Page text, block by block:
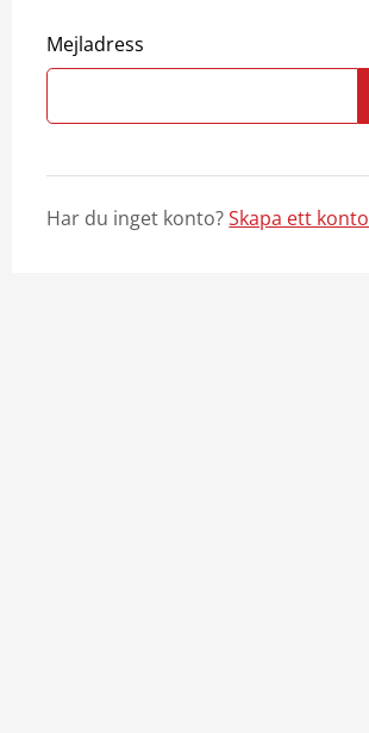
Mejladress
Har du inget konto?Skapa ett konto